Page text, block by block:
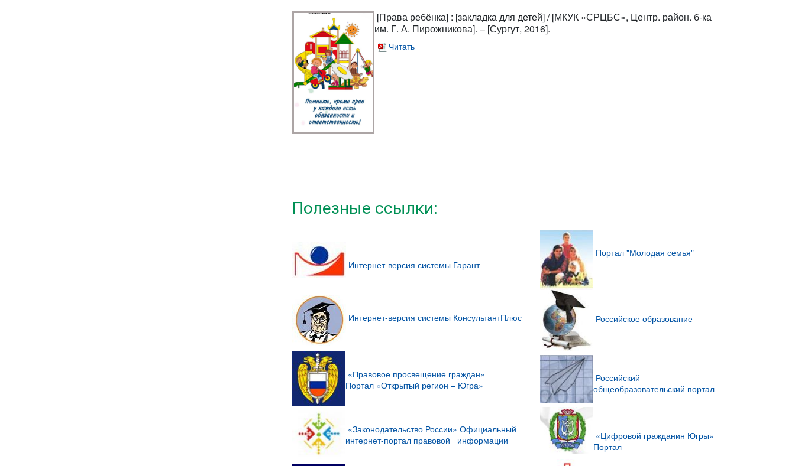
[Права ребёнка] : [закладка для детей] / [МКУК «СРЦБС», Центр. район. б-ка
им. Г. А. Пирожникова]. – [Сургут, 2016].
Читать
Полезные ссылки:
Интернет-версия системы Гарант
Портал "Молодая семья"
Интернет-версия системы КонсультантПлюс Российское образование
«Правовое просвещение граждан»
Портал «Открытый регион – Югра»
Российский
общеобразовательский портал
«Законодательство России» Официальный
интернет-портал правовой информации
«Цифровой гражданин Югры»
Портал